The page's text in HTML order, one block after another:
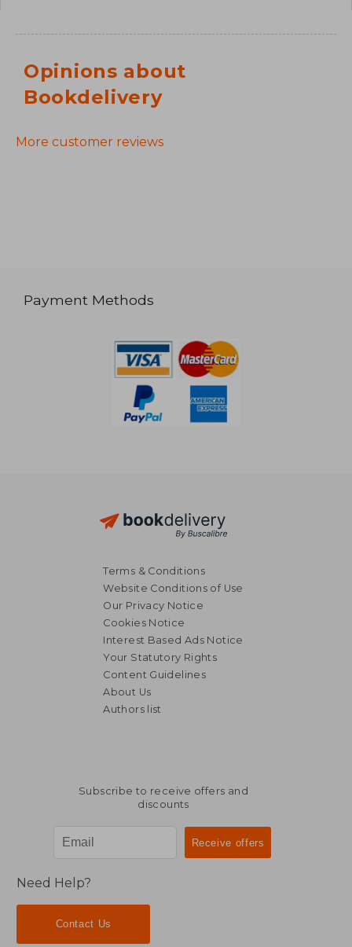
Opinions about
Bookdelivery
More customer reviews
Payment Methods
Terms & Conditions
Website Conditions of Use
Our Privacy Notice
Cookies Notice
Interest Based Ads Notice
Your Statutory Rights
Content Guidelines
About Us
Authors list
Subscribe to receive offers and
discounts
Need Help?
Contact Us